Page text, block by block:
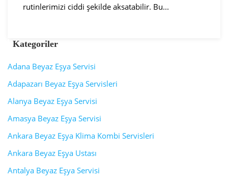
rutinlerimizi ciddi şekilde aksatabilir. Bu...
Kategoriler
Adana Beyaz Eşya Servisi
Adapazarı Beyaz Eşya Servisleri
Alanya Beyaz Eşya Servisi
Amasya Beyaz Eşya Servisi
Ankara Beyaz Eşya Klima Kombi Servisleri
Ankara Beyaz Eşya Ustası
Antalya Beyaz Eşya Servisi